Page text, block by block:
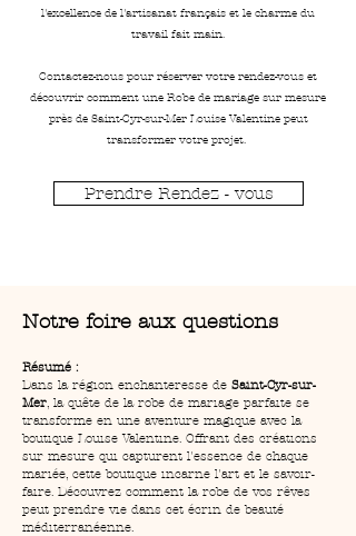
l'excellence de l'artisanat français et le charme du
travail fait main.
Contactez-nous pour réserver votre rendez-vous et
découvrir comment une Robe de mariage sur mesure
près de Saint-Cyr-sur-Mer Louise Valentine peut
transformer votre projet.
Prendre Rendez - vous
Notre foire aux questions
Résumé :
Dans la région enchanteresse de Saint-Cyr-sur-
Mer, la quête de la robe de mariage parfaite se
transforme en une aventure magique avec la
boutique Louise Valentine. Offrant des créations
sur mesure qui capturent l'essence de chaque
mariée, cette boutique incarne l'art et le savoir-
faire. Découvrez comment la robe de vos rêves
peut prendre vie dans cet écrin de beauté
méditerranéenne.